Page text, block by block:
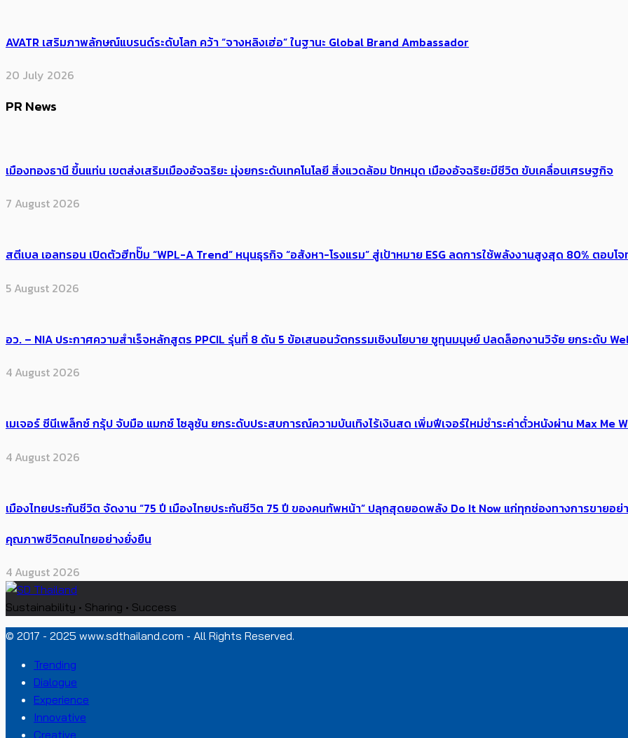
AVATR เสริมภาพลักษณ์แบรนด์ระดับโลก คว้า “จางหลิงเฮ่อ” ในฐานะ Global Brand Ambassador
20 July 2026
PR News
เมืองทองธานี ขึ้นแท่น เขตส่งเสริมเมืองอัจฉริยะ มุ่งยกระดับเทคโนโลยี สิ่งแวดล้อม ปักหมุด เมืองอัจฉริยะมีชีวิต ขับเคลื่อนเศรษฐกิจ
7 August 2026
สตีเบล เอลทรอน เปิดตัวฮีทปั๊ม “WPL-A Trend” หนุนธุรกิจ “อสังหา-โรงแรม” สู่เป้าหมาย ESG ลดการใช้พลังงานสูงสุด 80% ตอบโ
5 August 2026
อว. – NIA ประกาศความสำเร็จหลักสูตร PPCIL รุ่นที่ 8 ดัน 5 ข้อเสนอนวัตกรรมเชิงนโยบาย ชูทุนมนุษย์ ปลดล็อกงานวิจัย ยกระดับ
4 August 2026
เมเจอร์ ซีนีเพล็กซ์ กรุ้ป จับมือ แมกซ์ โซลูชัน ยกระดับประสบการณ์ความบันเทิงไร้เงินสด เพิ่มฟีเจอร์ใหม่ชำระค่าตั๋วหนังผ่าน Max
4 August 2026
เมืองไทยประกันชีวิต จัดงาน “75 ปี เมืองไทยประกันชีวิต 75 ปี ของคนทัพหน้า” ปลุกสุดยอดพลัง Do It Now แก่ทุกช่องทางการขาย
คุณภาพชีวิตคนไทยอย่างยั่งยืน
4 August 2026
Sustainability • Sharing • Success
© 2017 - 2025 www.sdthailand.com - All Rights Reserved.
Trending
Dialogue
Experience
Innovative
Creative